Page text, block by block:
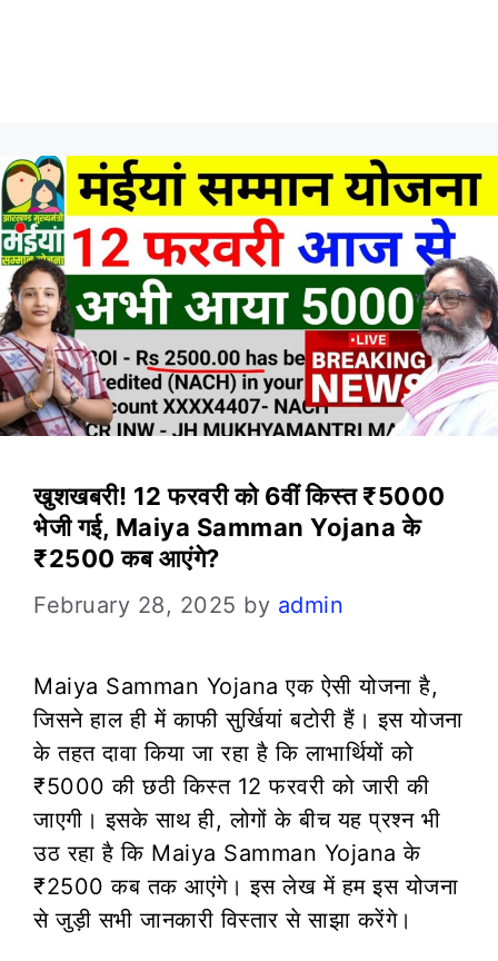
खुशखबरी! 12 फरवरी को 6वीं किस्त ₹5000
भेजी गई, Maiya Samman Yojana के
₹2500 कब आएंगे?
February 28, 2025 by admin
Maiya Samman Yojana एक ऐसी योजना है,
जिसने हाल ही में काफी सुर्खियां बटोरी हैं। इस योजना
के तहत दावा किया जा रहा है कि लाभार्थियों को
₹5000 की छठी किस्त 12 फरवरी को जारी की
जाएगी। इसके साथ ही, लोगों के बीच यह प्रश्न भी
उठ रहा है कि Maiya Samman Yojana के
₹2500 कब तक आएंगे। इस लेख में हम इस योजना
से जुड़ी सभी जानकारी विस्तार से साझा करेंगे।